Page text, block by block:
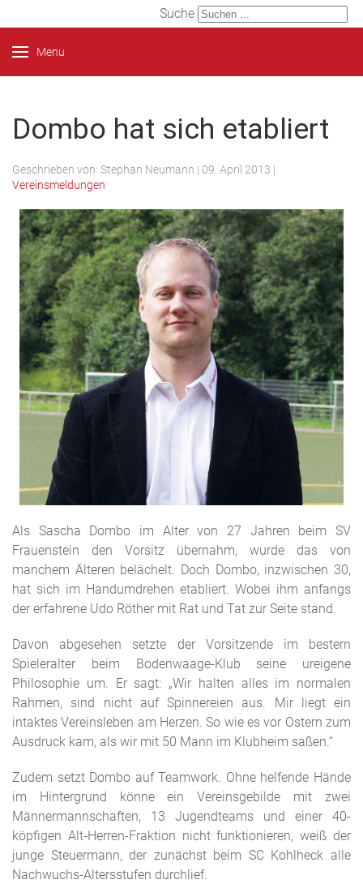
Suche
Menu
Dombo hat sich etabliert
Geschrieben von: Stephan Neumann | 09. April 2013 |
Vereinsmeldungen
Als Sascha Dombo im Alter von 27 Jahren beim SV
Frauenstein den Vorsitz übernahm, wurde das von
manchem Älteren belächelt. Doch Dombo, inzwischen 30,
hat sich im Handumdrehen etabliert. Wobei ihm anfangs
der erfahrene Udo Röther mit Rat und Tat zur Seite stand.
Davon abgesehen setzte der Vorsitzende im bestern
Spieleralter beim Bodenwaage-Klub seine ureigene
Philosophie um. Er sagt: „Wir halten alles im normalen
Rahmen, sind nicht auf Spinnereien aus. Mir liegt ein
intaktes Vereinsleben am Herzen. So wie es vor Ostern zum
Ausdruck kam, als wir mit 50 Mann im Klubheim saßen.“
Zudem setzt Dombo auf Teamwork. Ohne helfende Hände
im Hintergrund könne ein Vereinsgebilde mit zwei
Männermannschaften, 13 Jugendteams und einer 40-
köpfigen Alt-Herren-Fraktion nicht funktionieren, weiß der
junge Steuermann, der zunächst beim SC Kohlheck alle
Nachwuchs-Altersstufen durchlief.